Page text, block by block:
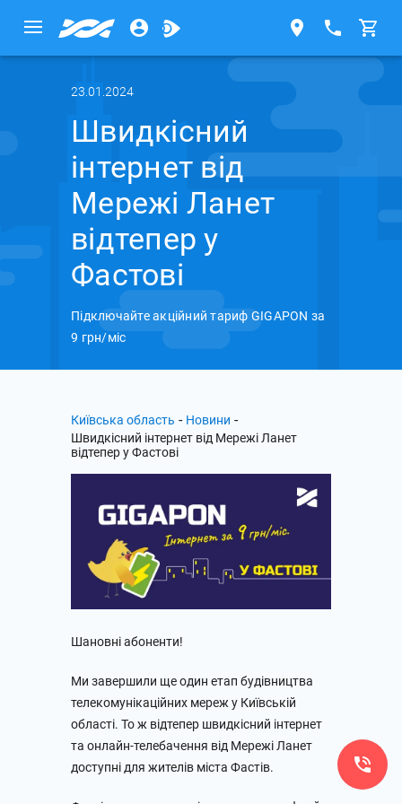
23.01.2024
Швидкісний
інтернет від
Мережі Ланет
відтепер у
Фастові
Підключайте акційний тариф GIGAPON за
9 грн/міс
Київська область - Новини -
Швидкісний інтернет від Мережі Ланет
відтепер у Фастові
Шановні абоненти!
Ми завершили ще один етап будівництва
телекомунікаційних мереж у Київській
області. То ж відтепер швидкісний інтернет
та онлайн-телебачення від Мережі Ланет
доступні для жителів міста Фастів.